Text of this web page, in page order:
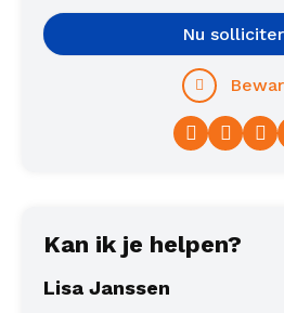
Facebook
Nu
Kan ik je helpen?
Lisa Janssen